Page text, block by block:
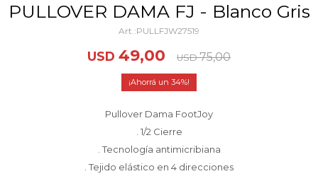
PULLOVER DAMA FJ - Blanco Gris
PULLFJW27519
USD 49,00 USD 75,00
34
Pullover Dama FootJoy
. 1/2 Cierre
. Tecnología antimicribiana
. Tejido elástico en 4 direcciones